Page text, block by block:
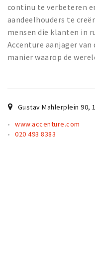
Sports & leisure
Magazine
About Hello Zuidas
Programme
continu te verbeteren
aandeelhouders te
mensen die klanten in
Accenture aanjager
manier waarop de
Gustav Mahlerplein 90,
www.accenture.com
020 493 8383